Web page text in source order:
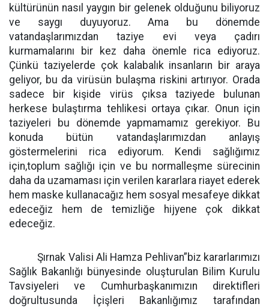
kültürünün nasıl yaygın bir gelenek olduğunu biliyoruz
ve saygı duyuyoruz. Ama bu dönemde
vatandaşlarımızdan taziye evi veya çadırı
kurmamalarını bir kez daha önemle rica ediyoruz.
Çünkü taziyelerde çok kalabalık insanların bir araya
geliyor, bu da virüsün bulaşma riskini artırıyor. Orada
sadece bir kişide virüs çıksa taziyede bulunan
herkese bulaştırma tehlikesi ortaya çıkar. Onun için
taziyeleri bu dönemde yapmamamız gerekiyor. Bu
konuda bütün vatandaşlarımızdan anlayış
göstermelerini rica ediyorum. Kendi sağlığımız
için,toplum sağlığı için ve bu normalleşme sürecinin
daha da uzamaması için verilen kararlara riayet ederek
hem maske kullanacağız hem sosyal mesafeye dikkat
edeceğiz hem de temizliğe hijyene çok dikkat
edeceğiz.
Şırnak Valisi Ali Hamza Pehlivan”biz kararlarımızı
Sağlık Bakanlığı bünyesinde oluşturulan Bilim Kurulu
Tavsiyeleri ve Cumhurbaşkanımızın direktifleri
doğrultusunda İçişleri Bakanlığımız tarafından